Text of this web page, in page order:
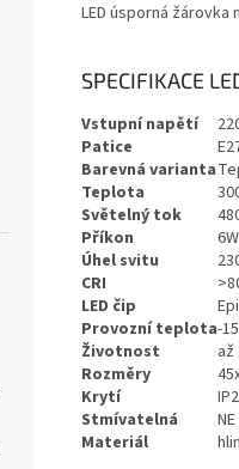
LED úsporná žárovka
SPECIFIKACE
Vstupní napětí
Patice
Barevná varianta
Teplota
Světelný tok
Příkon
6W
Úhel svitu
CRI
LED čip
Provozní teplota-
Životnost
až
Rozměry
Krytí
Stmívatelná
NE
Materiál